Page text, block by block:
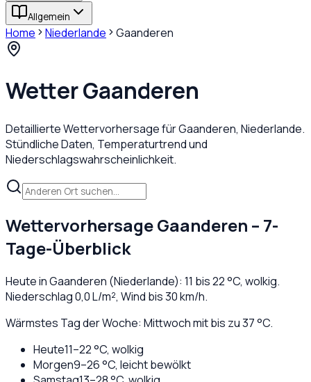
Allgemein
Home Niederlande Gaanderen
WetterGaanderen
Detaillierte Wettervorhersage fürGaanderen, Niederlande.
Stündliche Daten, Temperaturtrend und
Niederschlagswahrscheinlichkeit.
WettervorhersageGaanderen – 7-
Tage-Überblick
Heute inGaanderen (Niederlande): 11 bis22°C, wolkig.
Niederschlag0,0L/m², Wind bis30km/h.
Wärmstes Tag der Woche: Mittwoch mit bis zu 37 °C.
Heute11–22°C, wolkig
Morgen9–26°C, leicht bewölkt